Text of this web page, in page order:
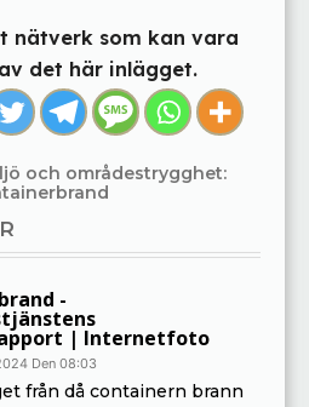
nätverk som kan vara
det här inlägget.
och områdestrygghet:
-
| Internetfoto
Den 08:03
från då containern brann